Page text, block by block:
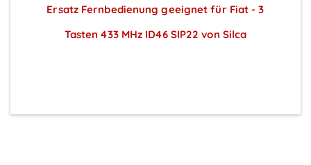
Ersatz Fernbedienung geeignet für Fiat - 3
Tasten 433 MHz ID46 SIP22 von Silca